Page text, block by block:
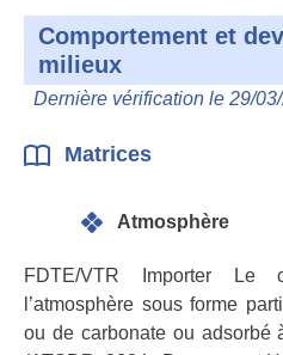
Comportement et
milieux
Dernière vérification le 29/
Matrices
Atmosphère
FDTE/VTR Importer
l’atmosphère sous forme
ou de carbonate ou adsorbé